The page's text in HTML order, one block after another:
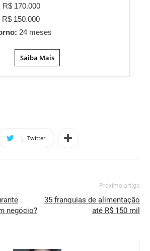
R$ 170.000
R$ 150.000
24 meses
Saiba Mais
Twitter
negócio?
Próximo artigo
35 franquias de alimentação
até R$ 150 mil